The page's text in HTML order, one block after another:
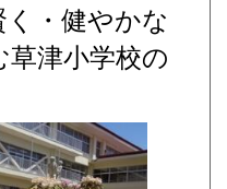
・健やかな
草津小学校の